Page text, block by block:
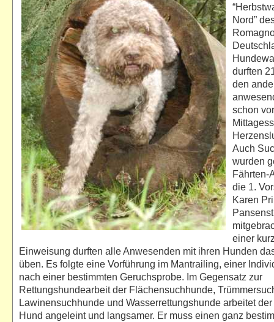
Nord”
durften
den
schon
Auch
wurden
Fährten-
die 1.
Karen
einer
Einweisung durften alle Anwesenden mit ihren Hunden
üben. Es folgte eine Vorführung im Mantrailing, einer
nach einer bestimmten Geruchsprobe. Im Gegensatz zur
Rettungshundearbeit der Flächensuchhunde,
Lawinensuchhunde und Wasserrettungshunde arbeitet
Hund angeleint und langsamer. Er muss einen ganz